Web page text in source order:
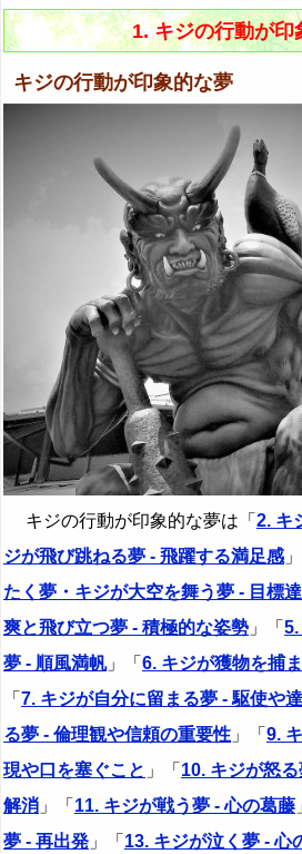
1. キジの行動が印
キジの行動が印象的な夢
キジの行動が印象的な夢は「 2. キ
ジが飛び跳ねる夢 - 飛躍する満足感
たく夢・キジが大空を舞う夢 - 目標
爽と飛び立つ夢 - 積極的な姿勢 」「 5.
夢 - 順風満帆」「 6. キジが獲物を捕
「 7. キジが自分に留まる夢 - 駆使や
る夢 - 倫理観や信頼の重要性 」「 9.
現や口を塞ぐこと 」「 10. キジが怒
解消 」「 11. キジが戦う夢 - 心の葛藤
夢 - 再出発 」「 13. キジが泣く夢 - 心